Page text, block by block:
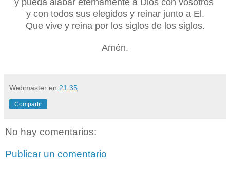
y con todos sus elegidos y reinar junto a El.
Que vive y reina por los siglos de los siglos.
Amén.
Webmaster en 21:35
Compartir
No hay comentarios:
Publicar un comentario